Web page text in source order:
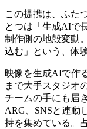
この提携は、ふた
とつは「生成AIで
制作側の地殻変動
込む」という、体
映像を生成AIで作
まで大手スタジオ
チームの手にも届
ARG、SNSと連動
持を集めている。